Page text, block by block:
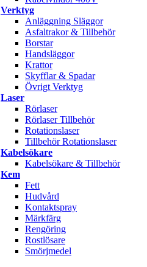
Verktyg
Anläggning Släggor
Asfaltrakor & Tillbehör
Borstar
Handsläggor
Krattor
Skyfflar & Spadar
Övrigt Verktyg
Laser
Rörlaser
Rörlaser Tillbehör
Rotationslaser
Tillbehör Rotationslaser
Kabelsökare
Kabelsökare & Tillbehör
Kem
Fett
Hudvård
Kontaktspray
Märkfärg
Rengöring
Rostlösare
Smörjmedel